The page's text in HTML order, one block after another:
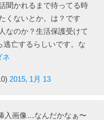
聞かれるまで待ってる時
くないとか。は？です
なのか？生活保護受けて
逃亡するらしいです。な
ネ
2015, 1月 13
入画像…なんだかなぁ〜